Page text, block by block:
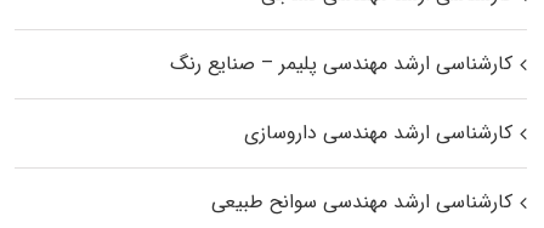
کارشناسی ارشد مهندسی پلیمر – صنایع رنگ
کارشناسی ارشد مهندسی داروسازی
کارشناسی ارشد مهندسی سوانح طبیعی